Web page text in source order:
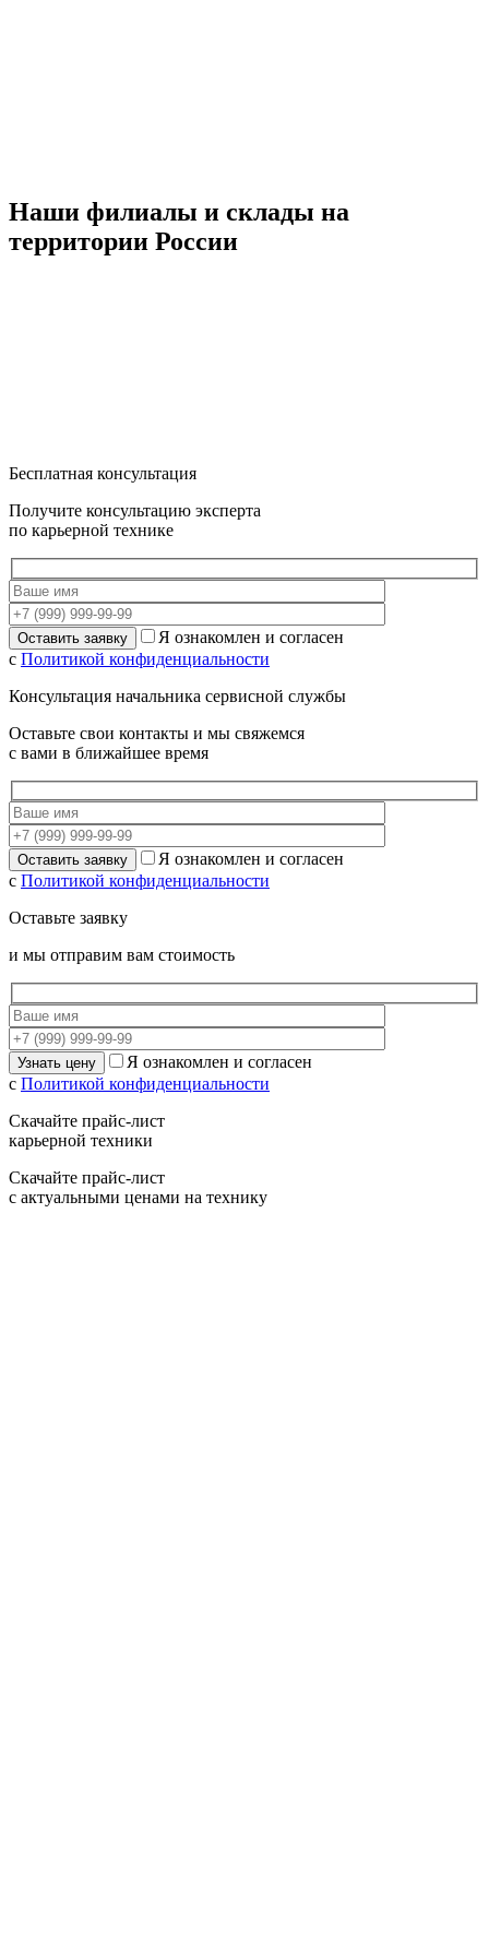
Наши филиалы и склады на
территории России
Бесплатная консультация
Получите консультацию эксперта
по карьерной технике
Я ознакомлен и согласен
с Политикой конфиденциальности
Консультация начальника сервисной службы
Оставьте свои контакты и мы свяжемся
с вами в ближайшее время
Я ознакомлен и согласен
с Политикой конфиденциальности
Оставьте заявку
и мы отправим вам стоимость
Я ознакомлен и согласен
с Политикой конфиденциальности
Скачайте прайс-лист
карьерной техники
Скачайте прайс-лист
с актуальными ценами на технику